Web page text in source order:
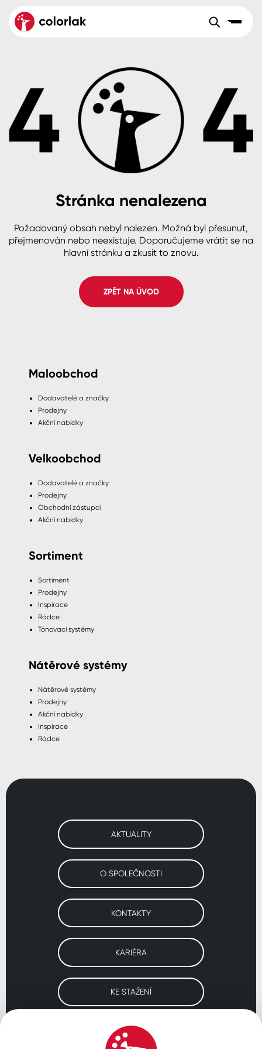
Velkoobchod Sortiment
Aktuality
Reference
O společnosti
B2B +420 800 145 555Po – Pá: 8:00–15:00
Česko
Slovensko Polsko Worldwide
Dřevo
Beton, asfalt, minerální podklady
Plast, sklo, keramika
Stěny
Fasády
Spreje
Colorlak Dekor
Colorlak Profi
Colorlak Pta
Stránka nenalezena
Požadovaný obsah nebyl nalezen. Možná byl přesunut,
přejmenován nebo neexistuje. Doporučujeme vrátit se na
hlavní stránku a zkusit to znovu.
ZPĚT NA ÚVOD
Maloobchod
Dodavatelé a značky
Prodejny
Akční nabídky
Velkoobchod
Dodavatelé a značky
Prodejny
Obchodní zástupci
Akční nabídky
Sortiment
Sortiment
Prodejny
Inspirace
Rádce
Tónovací systémy
Nátěrové systémy
Nátěrové systémy
Prodejny
Akční nabídky
Inspirace
Rádce
AKTUALITY
O SPOLEČNOSTI
KONTAKTY
KARIÉRA
KE STAŽENÍ
Navštivte naše pobočky